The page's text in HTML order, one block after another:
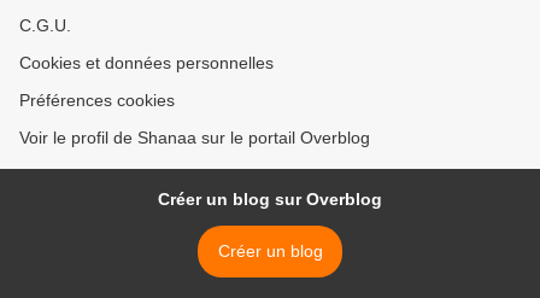
C.G.U.
Cookies et données personnelles
Préférences cookies
Voir le profil de Shanaa sur le portail Overblog
Créer un blog sur Overblog
Créer un blog